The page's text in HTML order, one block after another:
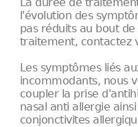
l'évolution des
pas réduits au bout
traitement, contactez
Les symptômes liés
incommodants, nous
coupler la prise
nasal anti allergie
conjonctivites